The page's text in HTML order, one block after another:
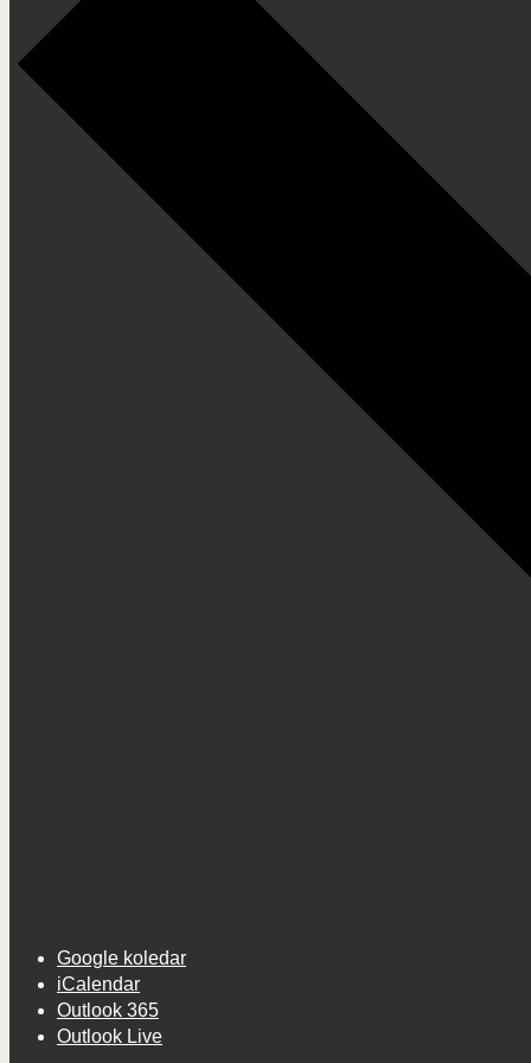
Google koledar
iCalendar
Outlook 365
Outlook Live